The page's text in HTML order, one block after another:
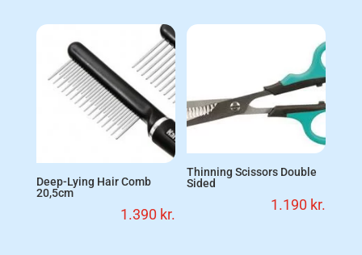
Deep-Lying Hair Comb
20,5cm
1.390 kr.
Thinning Scissors Double
Sided
1.190 kr.